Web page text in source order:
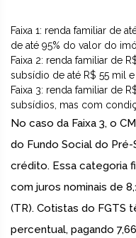
Faixa 1: renda familiar de
de até 95% do valor do
Faixa 2: renda familiar de
subsídio de até R$ 55 mil
Faixa 3: renda familiar de
subsídios, mas com
No caso da Faixa 3, o
do Fundo Social do
crédito. Essa categoria
com juros nominais de
(TR). Cotistas do FGTS
percentual, pagando